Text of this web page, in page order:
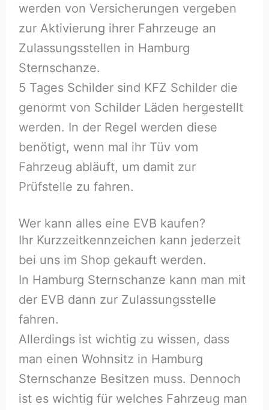
werden von Versicherungen vergeben
zur Aktivierung ihrer Fahrzeuge an
Zulassungsstellen in Hamburg
Sternschanze.
5 Tages Schilder sind KFZ Schilder die
genormt von Schilder Läden hergestellt
werden. In der Regel werden diese
benötigt, wenn mal ihr Tüv vom
Fahrzeug abläuft, um damit zur
Prüfstelle zu fahren.
Wer kann alles eine EVB kaufen?
Ihr Kurzzeitkennzeichen kann jederzeit
bei uns im Shop gekauft werden.
In Hamburg Sternschanze kann man mit
der EVB dann zur Zulassungsstelle
fahren.
Allerdings ist wichtig zu wissen, dass
man einen Wohnsitz in Hamburg
Sternschanze Besitzen muss. Dennoch
ist es wichtig für welches Fahrzeug man